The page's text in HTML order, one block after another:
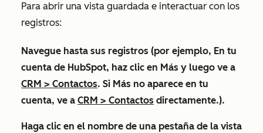
Para abrir una vista guardada e interactuar con los
registros:
Navegue hasta sus registros (por ejemplo, En tu
cuenta de HubSpot, haz clic en Más y luego ve a
CRM > Contactos. Si Más no aparece en tu
cuenta, ve a CRM > Contactos directamente.).
Haga clic en el nombre de una pestaña de la vista